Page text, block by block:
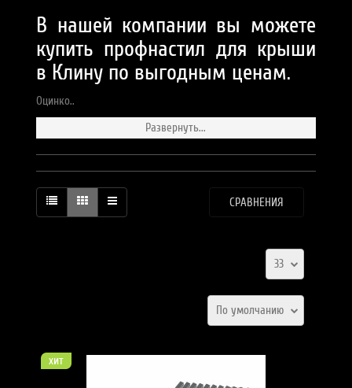
В нашей компании вы можете
купить профнастил для крыши
в Клину по выгодным ценам.
Оцинко..
Развернуть...
СРАВНЕНИЯ
33
По умолчанию
хит